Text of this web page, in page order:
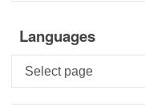
Languages
Languages